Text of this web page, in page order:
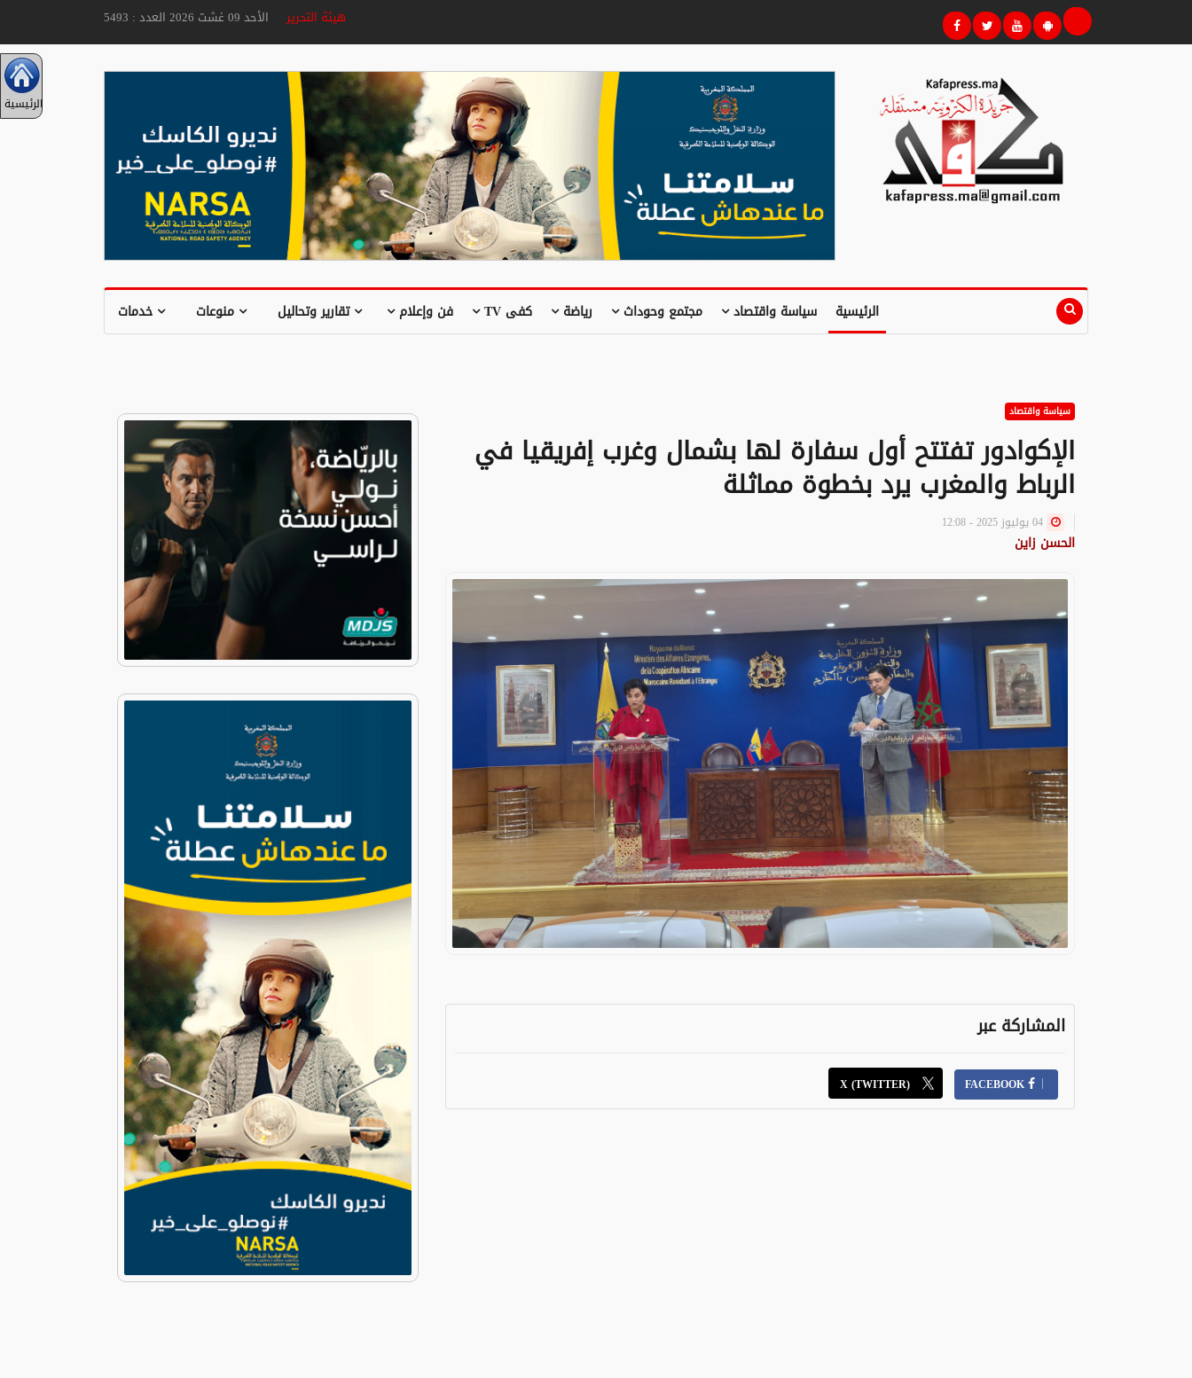
هيئة التحريرالأحد 09 غشت 2026 العدد : 5493
الرئيسية سياسة واقتصاد مجتمع وحوداث رياضة كفى TV فن وإعلام تقارير وتحاليل منوعات خدمات
الرئيسية
سياسة واقتصاد
الإكوادور تفتتح أول سفارة لها بشمال وغرب إفريقيا في
الرباط والمغرب يرد بخطوة مماثلة
الحسن زاين
المشاركة عبر
FACEBOOK
X (TWITTER)